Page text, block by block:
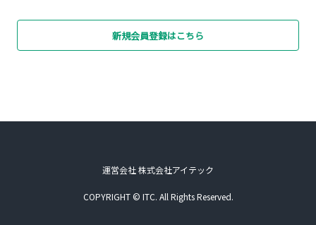
新規会員登録はこちら
運営会社 株式会社アイテック
COPYRIGHT © ITC. All Rights Reserved.